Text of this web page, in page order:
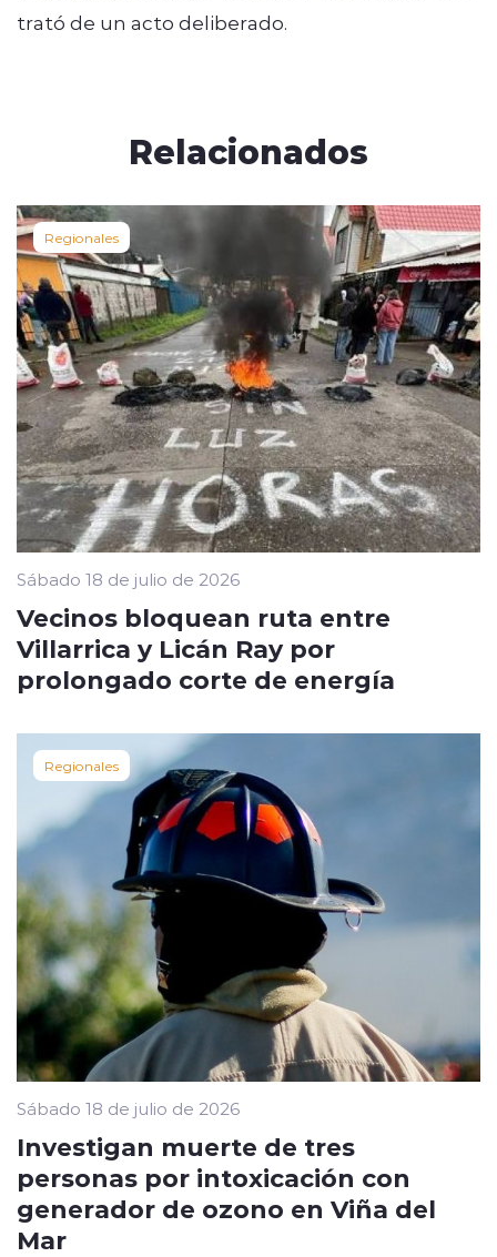
trató de un acto deliberado.
Relacionados
Regionales
Sábado 18 de julio de 2026
Vecinos bloquean ruta entre
Villarrica y Licán Ray por
prolongado corte de energía
Regionales
Sábado 18 de julio de 2026
Investigan muerte de tres
personas por intoxicación con
generador de ozono en Viña del
Mar